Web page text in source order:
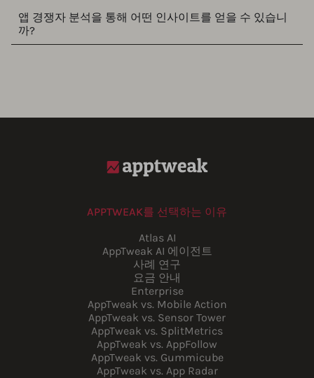
앱 경쟁자 분석을 통해 어떤 인사이트를 얻을 수 있습니
까?
APPTWEAK를 선택하는 이유
Atlas AI
AppTweak AI 에이전트
사례 연구
요금 안내
Enterprise
AppTweak vs. Mobile Action
AppTweak vs. Sensor Tower
AppTweak vs. SplitMetrics
AppTweak vs. AppFollow
AppTweak vs. Gummicube
AppTweak vs. App Radar